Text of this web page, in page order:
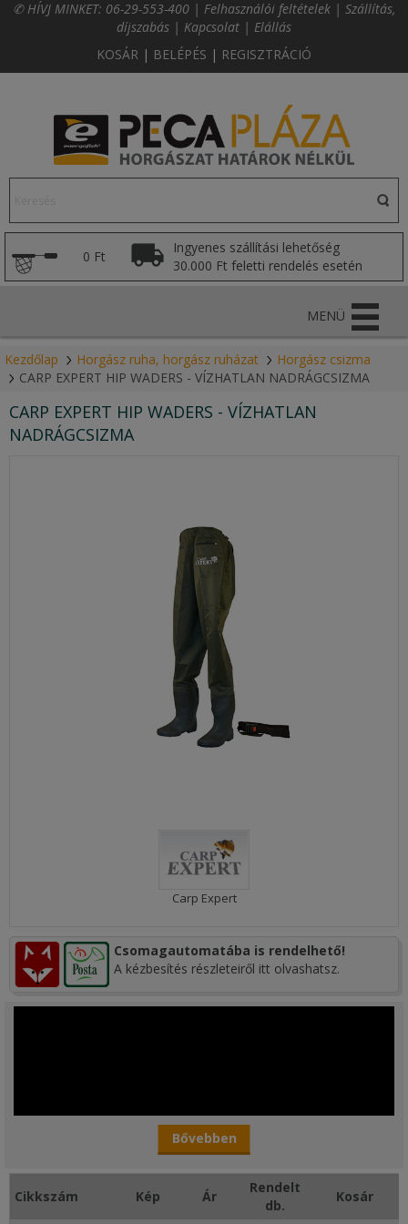
✆ HÍVJ MINKET: 06-29-553-400 | Felhasználói feltételek | Szállítás,
díjszabás | Kapcsolat | Elállás
KOSÁR | BELÉPÉS | REGISZTRÁCIÓ
0 Ft
Ingyenes szállítási lehetőség
30.000 Ft feletti rendelés esetén
MENÜ
Kezdőlap Horgász ruha, horgász ruházat
Horgász csizma
CARP EXPERT HIP WADERS - VÍZHATLAN NADRÁGCSIZMA
CARP EXPERT HIP WADERS - VÍZHATLAN
NADRÁGCSIZMA
Carp Expert
Csomagautomatába is rendelhető!
A kézbesítés részleteiről itt olvashatsz.
Bővebben
Cikkszám Kép Ár
Rendelt
db.
Kosár